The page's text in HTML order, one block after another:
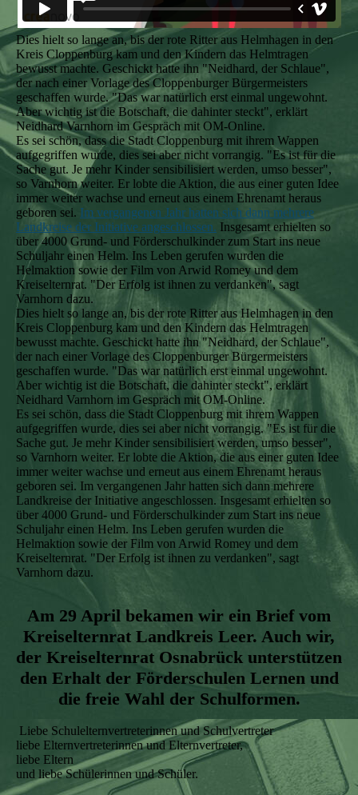
Dies hielt so lange an, bis der rote Ritter aus Helmhagen in den
Kreis Cloppenburg kam und den Kindern das Helmtragen
bewusst machte. Geschickt hatte ihn "Neidhard, der Schlaue",
der nach einer Vorlage des Cloppenburger Bürgermeisters
geschaffen wurde. "Das war natürlich erst einmal ungewohnt.
Aber wichtig ist die Botschaft, die dahinter steckt", erklärt
Neidhard Varnhorn im Gespräch mit OM-Online.
Es sei schön, dass die Stadt Cloppenburg mit ihrem Wappen
aufgegriffen wurde, dies sei aber nicht vorrangig. "Es ist für die
Sache gut. Je mehr Kinder sensibilisiert werden, umso besser",
so Varnhorn weiter. Er lobte die Aktion, die aus einer guten Idee
immer weiter wachse und erneut aus einem Ehrenamt heraus
geboren sei. Im vergangenen Jahr hatten sich dann mehrere
Landkreise der Initiative angeschlossen. Insgesamt erhielten so
über 4000 Grund- und Förderschulkinder zum Start ins neue
Schuljahr einen Helm. Ins Leben gerufen wurden die
Helmaktion sowie der Film von Arwid Romey und dem
Kreiselternrat. "Der Erfolg ist ihnen zu verdanken", sagt
Varnhorn dazu.
Dies hielt so lange an, bis der rote Ritter aus Helmhagen in den
Kreis Cloppenburg kam und den Kindern das Helmtragen
bewusst machte. Geschickt hatte ihn "Neidhard, der Schlaue",
der nach einer Vorlage des Cloppenburger Bürgermeisters
geschaffen wurde. "Das war natürlich erst einmal ungewohnt.
Aber wichtig ist die Botschaft, die dahinter steckt", erklärt
Neidhard Varnhorn im Gespräch mit OM-Online.
Es sei schön, dass die Stadt Cloppenburg mit ihrem Wappen
aufgegriffen wurde, dies sei aber nicht vorrangig. "Es ist für die
Sache gut. Je mehr Kinder sensibilisiert werden, umso besser",
so Varnhorn weiter. Er lobte die Aktion, die aus einer guten Idee
immer weiter wachse und erneut aus einem Ehrenamt heraus
geboren sei. Im vergangenen Jahr hatten sich dann mehrere
Landkreise der Initiative angeschlossen. Insgesamt erhielten so
über 4000 Grund- und Förderschulkinder zum Start ins neue
Schuljahr einen Helm. Ins Leben gerufen wurden die
Helmaktion sowie der Film von Arwid Romey und dem
Kreiselternrat. "Der Erfolg ist ihnen zu verdanken", sagt
Varnhorn dazu.
Am 29 April bekamen wir ein Brief vom
Kreiselternrat Landkreis Leer. Auch wir,
der Kreiselternrat Osnabrück unterstützen
den Erhalt der Förderschulen Lernen und
die freie Wahl der Schulformen.
Liebe Schulelternvertreterinnen und Schulvertreter
liebe Elternvertreterinnen und Elternvertreter,
liebe Eltern
und liebe Schülerinnen und Schüler.